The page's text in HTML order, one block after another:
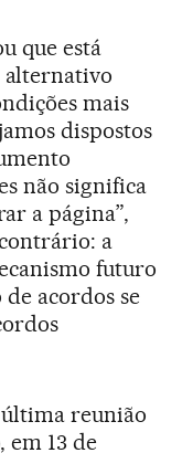
que está
mais
dispostos
não significa
a página”,
a
futuro
acordos se
reunião
em 13 de